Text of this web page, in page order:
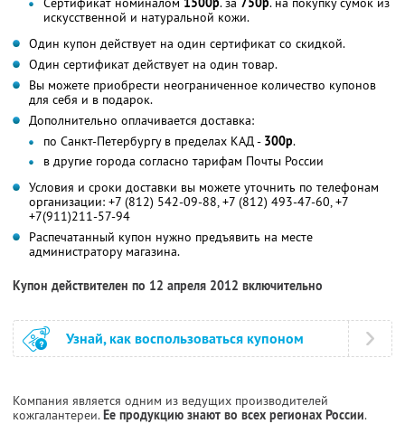
искусственной и натуральной кожи.
Один купон действует на один сертификат со скидкой.
Один сертификат действует на один товар.
Вы можете приобрести неограниченное количество купонов
для себя и в подарок.
Дополнительно оплачивается доставка:
по Санкт-Петербургу в пределах КАД - 300р.
в другие города согласно тарифам Почты России
Условия и сроки доставки вы можете уточнить по телефонам
организации: +7 (812) 542-09-88, +7 (812) 493-47-60, +7
+7(911)211-57-94
Распечатанный купон нужно предъявить на месте
администратору магазина.
Купон действителен по 12 апреля 2012 включительно
Узнай, как воспользоваться купоном
Компания является одним из ведущих производителей
кожгалантереи.Ее продукцию знают во всех регионах России.